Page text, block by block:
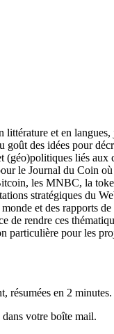
littérature et en langues,
goût des idées pour
(géo)politiques liés aux
le Journal du Coin
les MNBC, la
stratégiques du
et des rapports
de rendre ces
particulière pour les
résumées en 2 minutes.
votre boîte mail.